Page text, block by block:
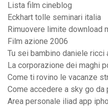
Lista film cineblog
Eckhart tolle seminari italia
Rimuovere limite download
Film azione 2006
Tu sei bambino daniele ricci
La corporazione dei maghi
Come ti rovino le vacanze
Come accedere a sky go da
Area personale iliad app